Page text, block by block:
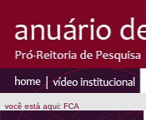
você está aqui: FCA